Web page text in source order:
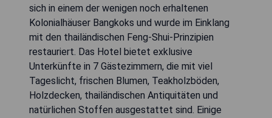
sich in einem der wenigen noch erhaltenen
Kolonialhäuser Bangkoks und wurde im Einklang
mit den thailändischen Feng-Shui-Prinzipien
restauriert. Das Hotel bietet exklusive
Unterkünfte in 7 Gästezimmern, die mit viel
Tageslicht, frischen Blumen, Teakholzböden,
Holzdecken, thailändischen Antiquitäten und
natürlichen Stoffen ausgestattet sind. Einige